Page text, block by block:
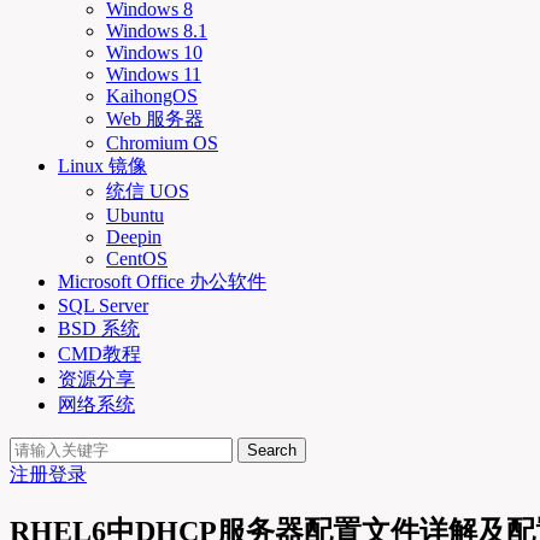
Windows 8
Windows 8.1
Windows 10
Windows 11
KaihongOS
Web 服务器
Chromium OS
Linux 镜像
统信 UOS
Ubuntu
Deepin
CentOS
Microsoft Office 办公软件
SQL Server
BSD 系统
CMD教程
资源分享
网络系统
Search
注册登录
RHEL6中DHCP服务器配置文件详解及